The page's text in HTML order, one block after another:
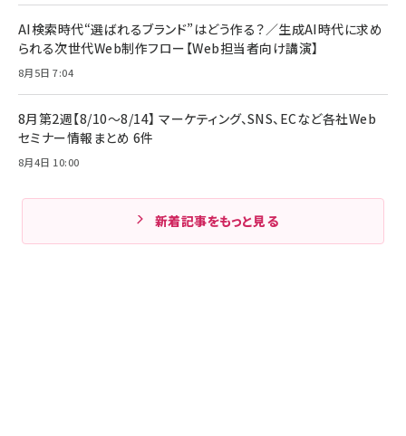
AI検索時代“選ばれるブランド”はどう作る？／生成AI時代に求め
られる次世代Web制作フロー【Web担当者向け講演】
8月5日 7:04
8月第2週【8/10～8/14】 マーケティング、SNS、ECなど各社Web
セミナー情報まとめ 6件
8月4日 10:00
新着記事をもっと見る